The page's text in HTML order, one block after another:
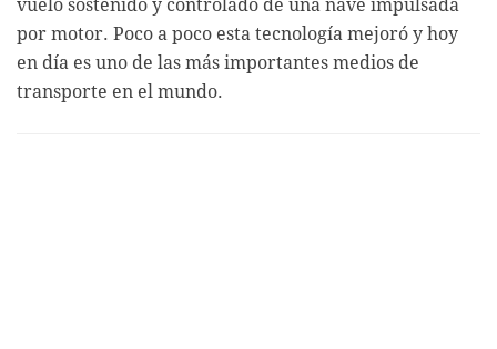
vuelo sostenido y controlado de una nave impulsada
por motor. Poco a poco esta tecnología mejoró y hoy
en día es uno de las más importantes medios de
transporte en el mundo.